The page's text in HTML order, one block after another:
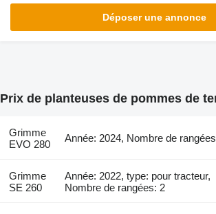
Déposer une annonce
Prix de planteuses de pommes de
Grimme
EVO 280
Année: 2024, Nombre de
Grimme
SE 260
Année: 2022, type: pour tracteur,
Nombre de rangées: 2